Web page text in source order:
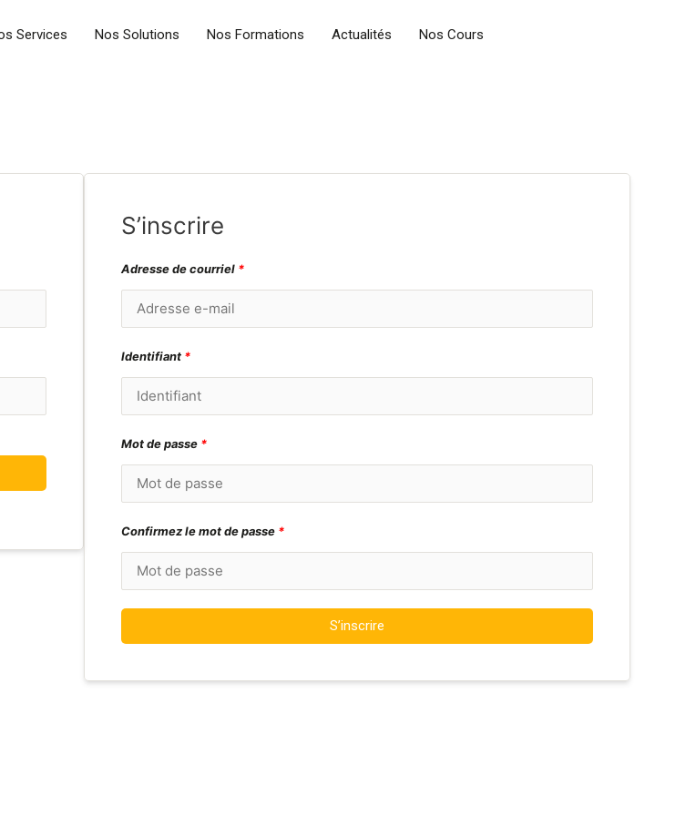
Services Nos Solutions Nos Formations Actualités Nos Cours
S’inscrire
Adresse de courriel *
Identifiant *
Mot de passe *
Confirmez le mot de passe *
S’inscrire